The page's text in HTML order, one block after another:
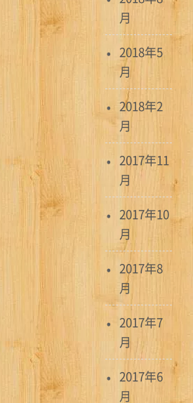
月
2018年5
月
2018年2
月
2017年11
月
2017年10
月
2017年8
月
2017年7
月
2017年6
月